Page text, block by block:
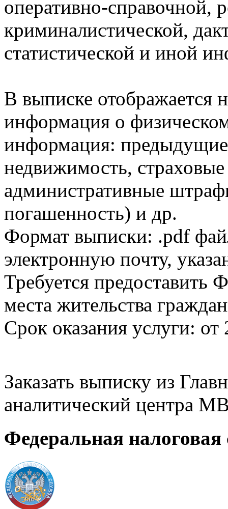
оперативно-справочной,
криминалистической,
статистической и иной
В выписке отображается
информация о
информация:
недвижимость,
административные
погашенность) и др.
Формат выписки: .pdf
электронную почту,
Требуется
места жительства
Срок оказания услуги: от
Заказать выписку из
аналитический центра
Федеральная налоговая